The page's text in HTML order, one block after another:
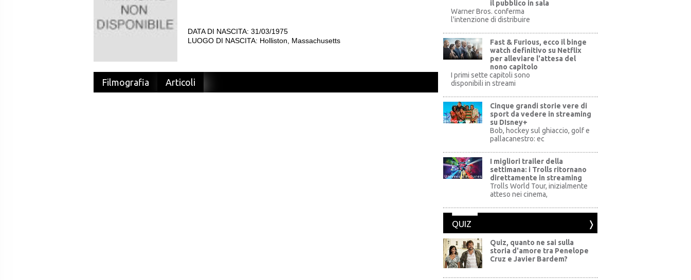
DATA DI NASCITA: 31/03/1975
LUOGO DI NASCITA: Holliston, Massachusetts
Filmografia Articoli
il pubblico in sala
Warner Bros. conferma
l'intenzione di distribuire
Fast & Furious, ecco il binge
watch definitivo su Netflix
per alleviare l'attesa del
nono capitolo
I primi sette capitoli sono
disponibili in streami
Disney+
Cinque grandi storie vere di
sport da vedere in streaming
su DIsney+
Bob, hockey sul ghiaccio, golf e
pallacanestro: ec
Universal Pictures
I migliori trailer della
settimana: i Trolls ritornano
direttamente in streaming
Trolls World Tour, inizialmente
atteso nei cinema,
QUIZ
Quiz, quanto ne sai sulla
storia d'amore tra Penelope
Cruz e Javier Bardem?